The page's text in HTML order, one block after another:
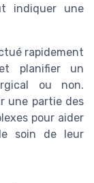
indiquer une
rapidement
planifier un
ou non.
une partie des
pour aider
soin de leur